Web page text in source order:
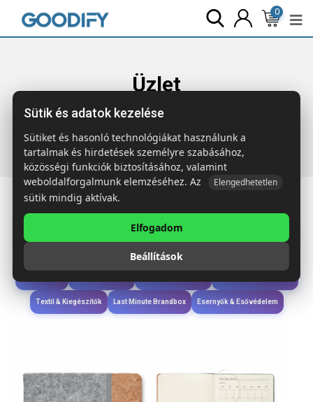
0
Üzlet
Főoldal Termékek Last Minute Brandbox
logózott CORKBOOK A5 RPET filc és parafa notesz
Étkezés & Ivás
Wellness & Ápolás
Textil & Kiegészítők Last Minute Brandbox Esernyők & Esővédelem
Sütik és adatok kezelése
Sütiket és hasonló technológiákat használunk a
tartalmak és hirdetések személyre szabásához,
közösségi funkciók biztosításához, valamint
weboldalforgalmunk elemzéséhez. Az
Elengedhetetlen
sütik mindig aktívak.
Elfogadom
Beállítások